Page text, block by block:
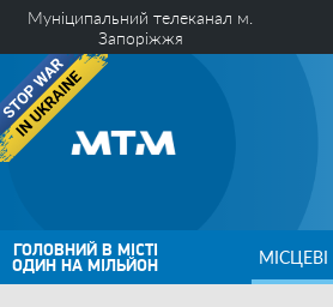
Муніципальний телеканал м.
Запоріжжя
ГОЛОВНИЙ В МІСТІ
ОДИН НА МІЛЬЙОН